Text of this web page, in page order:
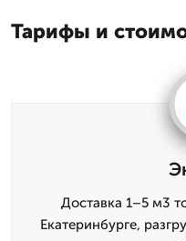
Тарифы и
Доставка 1–5 м3
Екатеринбурге,